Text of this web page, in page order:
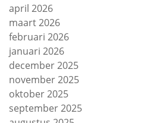
april 2026
maart 2026
februari 2026
januari 2026
december 2025
november 2025
oktober 2025
september 2025